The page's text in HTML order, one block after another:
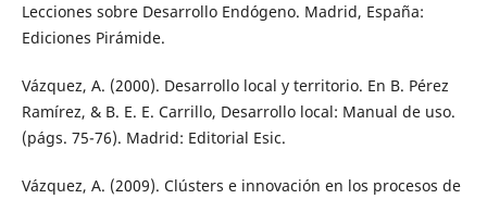
Lecciones sobre Desarrollo Endógeno. Madrid, España:
Ediciones Pirámide.
Vázquez, A. (2000). Desarrollo local y territorio. En B. Pérez
Ramírez, & B. E. E. Carrillo, Desarrollo local: Manual de uso.
(págs. 75-76). Madrid: Editorial Esic.
Vázquez, A. (2009). Clústers e innovación en los procesos de